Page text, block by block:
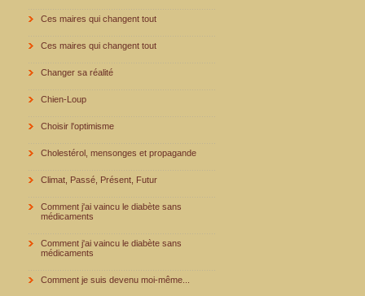
Ces maires qui changent tout
Ces maires qui changent tout
Changer sa réalité
Chien-Loup
Choisir l'optimisme
Cholestérol, mensonges et propagande
Climat, Passé, Présent, Futur
Comment j'ai vaincu le diabète sans
médicaments
Comment j'ai vaincu le diabète sans
médicaments
Comment je suis devenu moi-même...